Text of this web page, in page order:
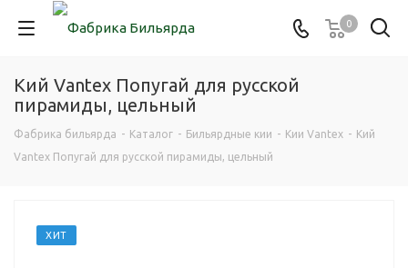
0
Кий Vantex Попугай для русской
пирамиды, цельный
Фабрика бильярда - Каталог - Бильярдные кии - Кии Vantex - Кий
Vantex Попугай для русской пирамиды, цельный
ХИТ